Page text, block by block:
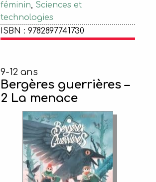
féminin, Sciences et
technologies
ISBN : 9782897741730
9-12 ans
Bergères guerrières –
2 La menace